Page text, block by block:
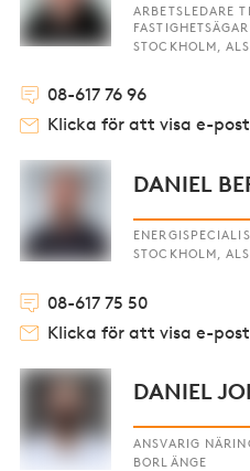
ARBETSLEDARE
STOCKHOLM,
08-617 76 96
Klicka för att visa e-post
DANIEL
STOCKHOLM,
08-617 75 50
Klicka för att visa e-post
DANIEL
ANSVARIG
BORLÄNGE